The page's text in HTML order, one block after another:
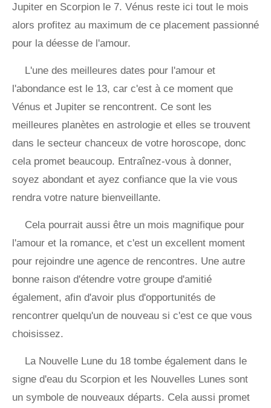
Jupiter en Scorpion le 7. Vénus reste ici tout le mois
alors profitez au maximum de ce placement passionné
pour la déesse de l'amour.
L'une des meilleures dates pour l'amour et
l'abondance est le 13, car c'est à ce moment que
Vénus et Jupiter se rencontrent. Ce sont les
meilleures planètes en astrologie et elles se trouvent
dans le secteur chanceux de votre horoscope, donc
cela promet beaucoup. Entraînez-vous à donner,
soyez abondant et ayez confiance que la vie vous
rendra votre nature bienveillante.
Cela pourrait aussi être un mois magnifique pour
l'amour et la romance, et c'est un excellent moment
pour rejoindre une agence de rencontres. Une autre
bonne raison d'étendre votre groupe d'amitié
également, afin d'avoir plus d'opportunités de
rencontrer quelqu'un de nouveau si c'est ce que vous
choisissez.
La Nouvelle Lune du 18 tombe également dans le
signe d'eau du Scorpion et les Nouvelles Lunes sont
un symbole de nouveaux départs. Cela aussi promet